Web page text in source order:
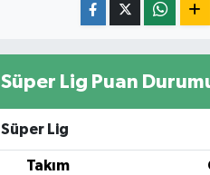
Süper Lig Puan
Süper Lig
Takım